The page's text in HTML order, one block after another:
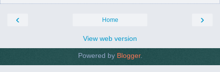
‹ ›
Home
View web version
Powered by Blogger.